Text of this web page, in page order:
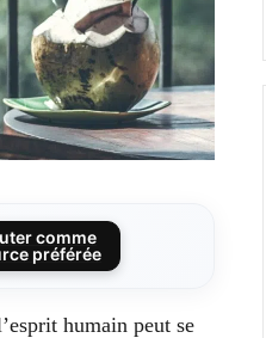
comme
préférée
humain peut se